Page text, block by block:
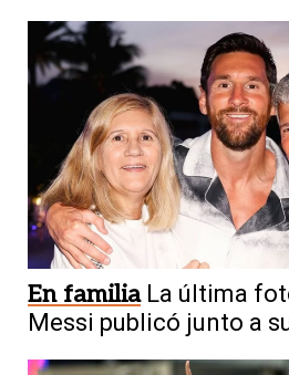
En familia La última
Messi publicó junto a